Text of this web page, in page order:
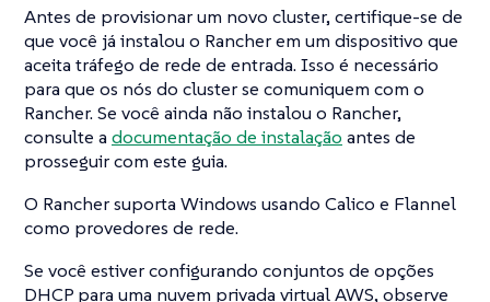
Antes de provisionar um novo cluster, certifique-se de
que você já instalou o Rancher em um dispositivo que
aceita tráfego de rede de entrada. Isso é necessário
para que os nós do cluster se comuniquem com o
Rancher. Se você ainda não instalou o Rancher,
consulte a documentação de instalação antes de
prosseguir com este guia.
O Rancher suporta Windows usando Calico e Flannel
como provedores de rede.
Se você estiver configurando conjuntos de opções
DHCP para uma nuvem privada virtual AWS, observe